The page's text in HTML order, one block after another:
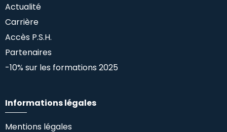
Actualité
Carrière
Accès P.S.H.
Partenaires
-10% sur les formations 2025
Informations légales
Mentions légales